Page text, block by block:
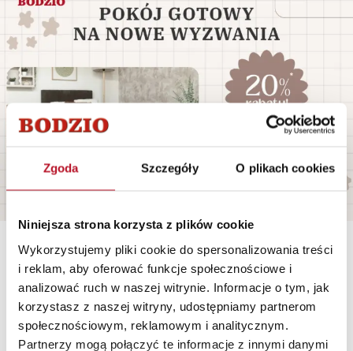
Zgoda Szczegóły O plikach cookies
Niniejsza strona korzysta z plików cookie
Wykorzystujemy pliki cookie do spersonalizowania treści
i reklam, aby oferować funkcje społecznościowe i
analizować ruch w naszej witrynie. Informacje o tym, jak
korzystasz z naszej witryny, udostępniamy partnerom
społecznościowym, reklamowym i analitycznym.
Partnerzy mogą połączyć te informacje z innymi danymi
Polecane Nowości Promocje